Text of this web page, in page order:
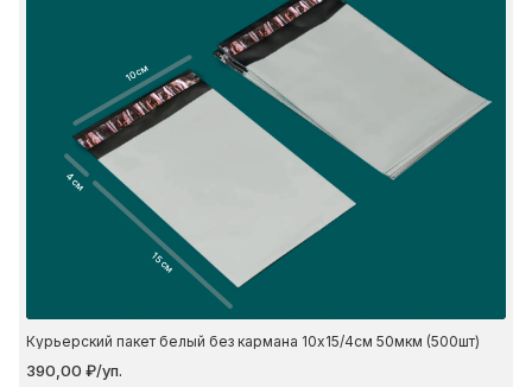
10 см
4 см
15 см
Курьерский пакет белый без кармана 10х15/4см 50мкм (500шт)
390,00 ₽/уп.